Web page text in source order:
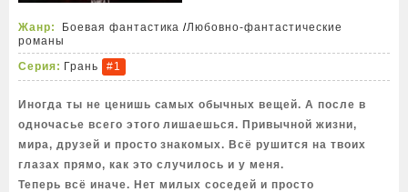
Жанр: Боевая фантастика /Любовно-фантастические
романы
Серия: Грань #1
Иногда ты не ценишь самых обычных вещей. А после в
одночасье всего этого лишаешься. Привычной жизни,
мира, друзей и просто знакомых. Всё рушится на твоих
глазах прямо, как это случилось и у меня.
Теперь всё иначе. Нет милых соседей и просто